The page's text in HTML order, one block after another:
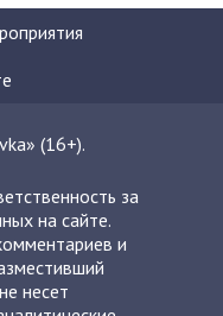
(16+).
за
на сайте.
и
несет